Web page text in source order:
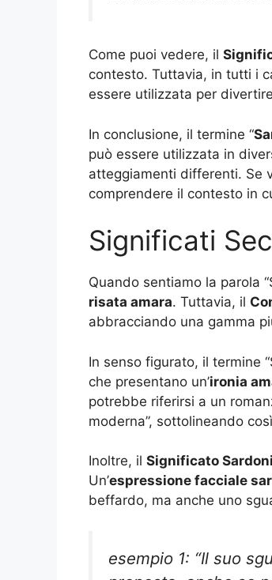
Come puoi vedere, il
contesto. Tuttavia, in tutti i
essere utilizzata per
In conclusione, il termine “
può essere utilizzata in
atteggiamenti differenti. Se
comprendere il contesto in
Significati
Quando sentiamo la parola
risata amara. Tuttavia, il
abbracciando una gamma
In senso figurato, il termine
che presentano un’ironia
potrebbe riferirsi a un
moderna”, sottolineando
Inoltre, il Significato
Un’espressione facciale
beffardo, ma anche uno
esempio 1: “Il suo